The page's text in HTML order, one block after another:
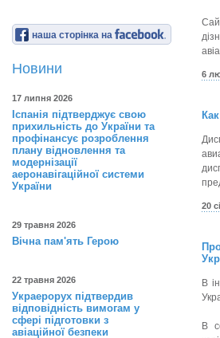
наша сторінка на
Новини
17 липня 2026
Іспанія підтверджує свою
прихильність до України та
профінансує розроблення
плану відновлення та
модернізації
аеронавігаційної системи
України
29 травня 2026
Вічна пам'ять Герою
22 травня 2026
Украерорух підтвердив
відповідність вимогам у
сфері підготовки з
авіаційної безпеки
6
20
В
В